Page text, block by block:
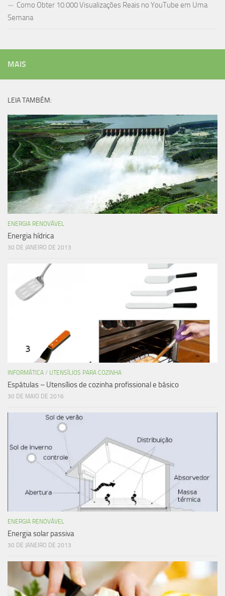
Como Obter 10.000 Visualizações Reais no YouTube em Uma
Semana
MAIS
LEIA TAMBÉM:
ENERGIA RENOVÁVEL
Energia hídrica
30 DE JANEIRO DE 2013
INFORMÁTICA / UTENSÍLIOS PARA COZINHA
Espátulas – Utensílios de cozinha profissional e básico
30 DE MAIO DE 2016
ENERGIA RENOVÁVEL
Energia solar passiva
30 DE JANEIRO DE 2013